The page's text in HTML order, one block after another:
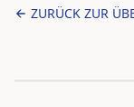
ZURÜCK ZUR